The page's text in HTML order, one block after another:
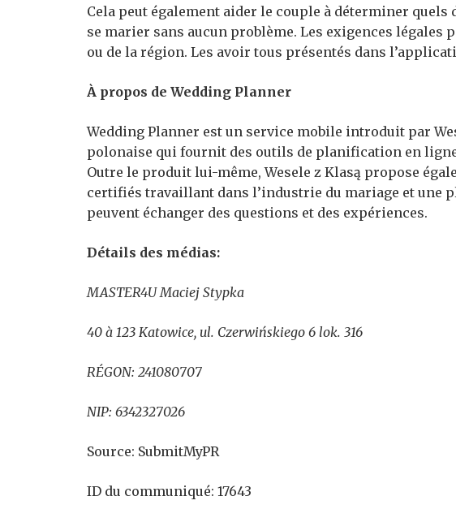
Cela peut également aider le couple à déterminer
se marier sans aucun problème. Les exigences légales
ou de la région. Les avoir tous présentés dans
À propos de Wedding Planner
Wedding Planner est un service mobile introduit par
polonaise qui fournit des outils de planification en
Outre le produit lui-même, Wesele z Klasą propose
certifiés travaillant dans l’industrie du mariage et une
peuvent échanger des questions et des expériences.
Détails des médias:
MASTER4U Maciej Stypka
40 à 123 Katowice, ul. Czerwińskiego 6 lok. 316
RÉGON: 241080707
NIP: 6342327026
Source: SubmitMyPR
ID du communiqué: 17643